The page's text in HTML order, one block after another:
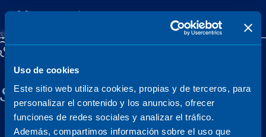
Uso de cookies
Este sitio web utiliza cookies, propias y de terceros, para
personalizar el contenido y los anuncios, ofrecer
funciones de redes sociales y analizar el tráfico.
Además, compartimos información sobre el uso que
Sener, a family company